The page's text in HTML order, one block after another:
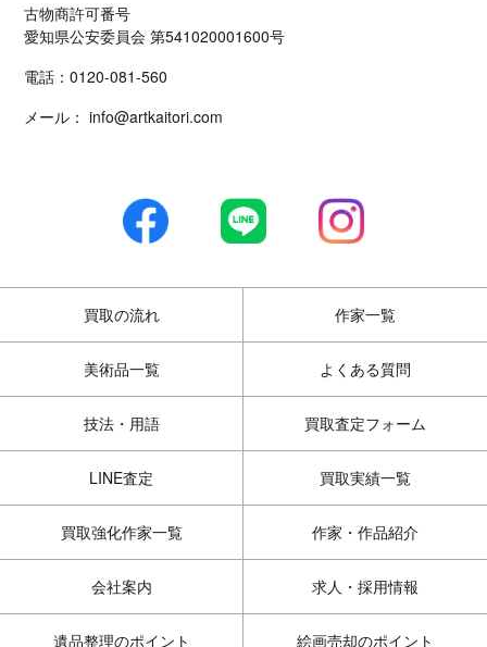
古物商許可番号
愛知県公安委員会 第541020001600号
電話：0120-081-560
メール： info@artkaitori.com
買取の流れ 作家一覧
美術品一覧 よくある質問
技法・用語 買取査定フォーム
LINE査定 買取実績一覧
買取強化作家一覧 作家・作品紹介
会社案内 求人・採用情報
遺品整理のポイント 絵画売却のポイント